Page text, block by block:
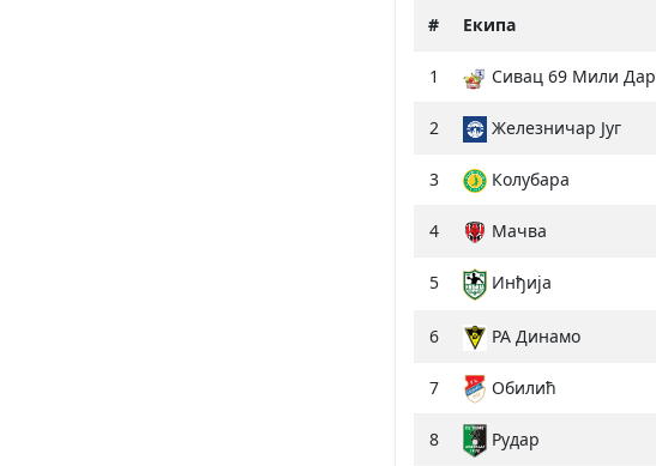
# Екипа
1 Сивац 69 Мили Дар
2 Железничар Југ
3 Колубара
4 Мачва
5 Инђија
6 РА Динамо
7 Обилић
8 Рудар